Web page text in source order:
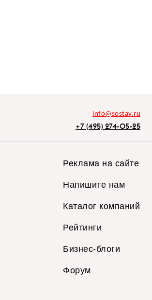
info@sostav.ru
+7 (495) 274-05-25
Реклама на сайте
Напишите нам
Каталог компаний
Рейтинги
Бизнес-блоги
Форум